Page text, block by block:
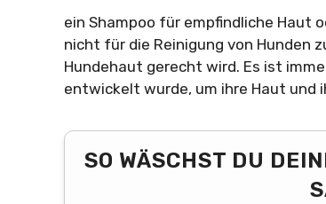
ein Shampoo für empfindliche Haut
nicht für die Reinigung von Hunden
Hundehaut gerecht wird. Es ist
entwickelt wurde, um ihre Haut und
SO WÄSCHST DU